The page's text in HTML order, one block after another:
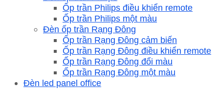
Ốp trần Philips điều khiển remote
Ốp trần Philips một màu
Đèn ốp trần Rạng Đông
Ốp trần Rạng Đông cảm biến
Ốp trần Rạng Đông điều khiển remote
Ốp trần Rạng Đông đổi màu
Ốp trần Rạng Đông một màu
Đèn led panel office